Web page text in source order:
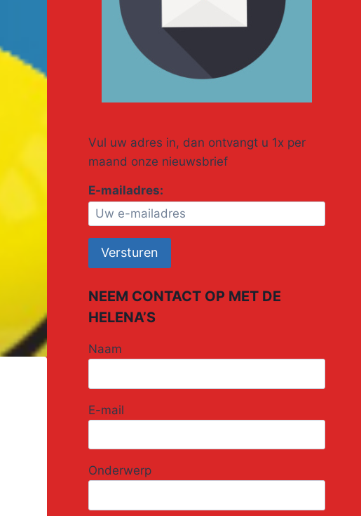
Vul uw adres in, dan ontvangt u 1x per
maand onze nieuwsbrief
E-mailadres:
NEEM CONTACT OP MET DE
HELENA’S
Naam
E-mail
Onderwerp